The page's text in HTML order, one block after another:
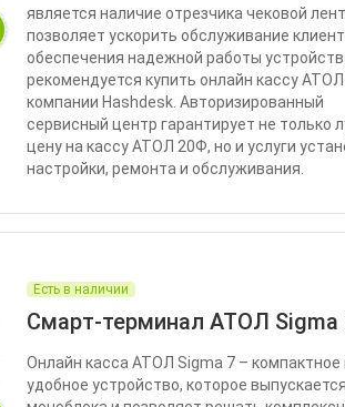
является наличие отрезчика чековой
позволяет ускорить обслуживание
обеспечения надежной работы
рекомендуется купить онлайн кассу
компании Hashdesk. Авторизированный
сервисный центр гарантирует не только
цену на кассу АТОЛ 20Ф, но и услуги
настройки, ремонта и обслуживания.
Есть в наличии
Смарт-терминал АТОЛ Sigma
Онлайн касса АТОЛ Sigma 7 – компактное
удобное устройство, которое